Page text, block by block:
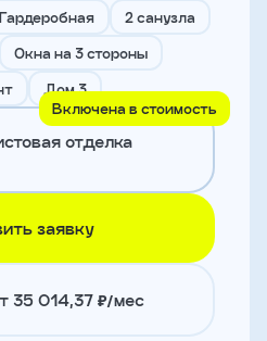
Гардеробная 2 санузла
Окна на 3 стороны
Дом 3
отделка
Включена в стоимость
заявку
35 014,37 ₽/мес